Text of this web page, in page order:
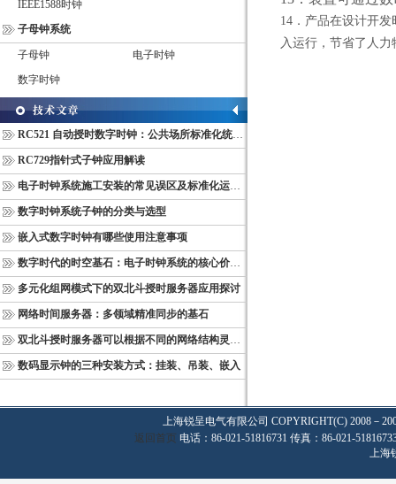
IEEE1588时钟
子母钟系统
子母钟
电子时钟
数字时钟
RC521 自动授时数字时钟：公共场所标准化统一计时终端
RC729指针式子钟应用解读
电子时钟系统施工安装的常见误区及标准化运维管理规范
数字时钟系统子钟的分类与选型
嵌入式数字时钟有哪些使用注意事项
数字时代的时空基石：电子时钟系统的核心价值与多维意义
多元化组网模式下的双北斗授时服务器应用探讨
网络时间服务器：多领域精准同步的基石
双北斗授时服务器可以根据不同的网络结构灵活部署
数码显示钟的三种安装方式：挂装、吊装、嵌入
14．产品在设计开发
入运行，节省了人
上海锐呈电气有限公司 COPYRIGHT(C) 2008－
返回首页 电话：86-021-51816731 传真：86-021-
上海